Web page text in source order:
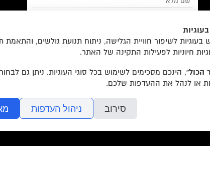
הודעות מאתר זה בלבד (לא ספאם)
בשליחת הטופס אתם מאשרים אתמדיניות הפרטיותשל האתר.
לשיפור חוויית הגלישה, ניתוח תנועת גולשים, והתאמת
חיוניות לפעילות התקינה של האתר.
הכול”, הינכם מסכימים לשימוש בכל סוגי העוגיות. ניתן גם
או לנהל את ההעדפות שלכם.
סירוב ניהול העדפות